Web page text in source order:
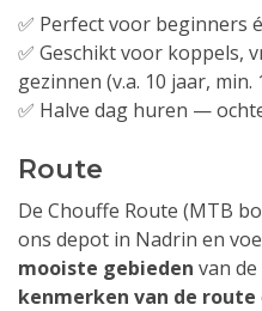
✅ Perfect voor beginners
✅ Geschikt voor koppels,
gezinnen (v.a. 10 jaar, min.
✅ Halve dag huren —
Route
De Chouffe Route (MTB
ons depot in Nadrin en
mooiste gebieden van
kenmerken van de route